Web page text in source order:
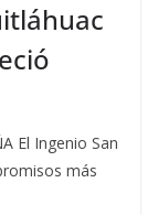
El Ingenio San
más